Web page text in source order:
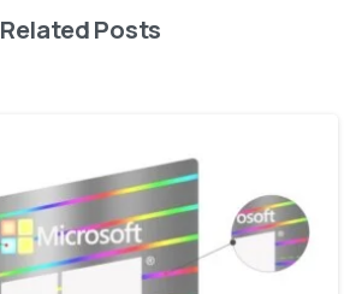
Related Posts